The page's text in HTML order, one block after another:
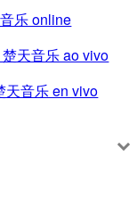
乐 online
天音乐 ao vivo
天音乐 en vivo